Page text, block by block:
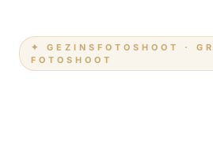
✦ GEZINSFOTOSHOOT ·
FOTOSHOOT